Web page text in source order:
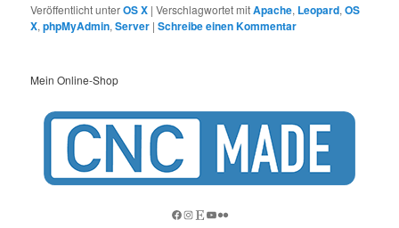
Veröffentlicht unterOS X |Verschlagwortet mitApache, Leopard,OS
X,phpMyAdmin,Server |Schreibe einen Kommentar
Mein Online-Shop
Facebook
Instagram
EtsyYouTube
Flickr